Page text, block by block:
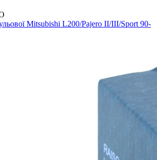
Mitsubishi L200/Pajero II/III/Sport 90-